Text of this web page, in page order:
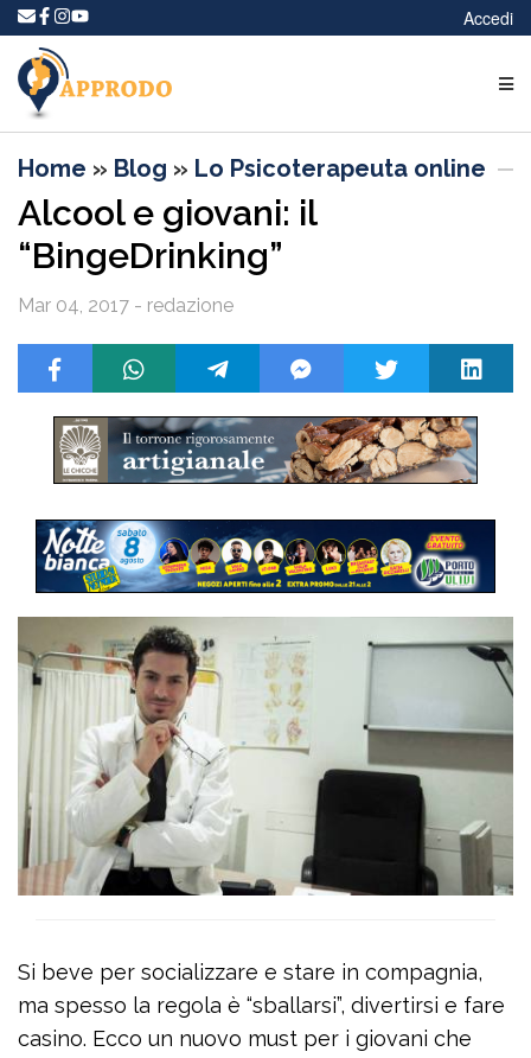
Accedi
Home » Blog » Lo Psicoterapeuta online
Alcool e giovani: il
“BingeDrinking”
Mar 04, 2017 - redazione
Si beve per socializzare e stare in compagnia,
ma spesso la regola è “sballarsi”, divertirsi e fare
casino. Ecco un nuovo must per i giovani che